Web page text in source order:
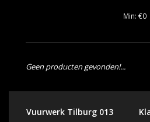
Min: €0
Geen producten gevonden!...
Vuurwerk Tilburg 013